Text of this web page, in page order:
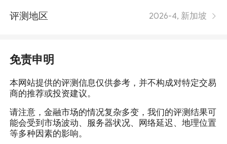
评测地区 2026-4, 新加坡
免责申明
本网站提供的评测信息仅供参考，并不构成对特定交易
商的推荐或投资建议。
请注意，金融市场的情况复杂多变，我们的评测结果可
能会受到市场波动、服务器状况、网络延迟、地理位置
等多种因素的影响。